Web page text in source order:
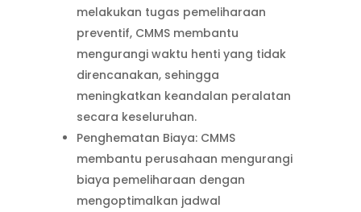
melakukan tugas pemeliharaan
preventif, CMMS membantu
mengurangi waktu henti yang tidak
direncanakan, sehingga
meningkatkan keandalan peralatan
secara keseluruhan.
Penghematan Biaya: CMMS
membantu perusahaan mengurangi
biaya pemeliharaan dengan
mengoptimalkan jadwal